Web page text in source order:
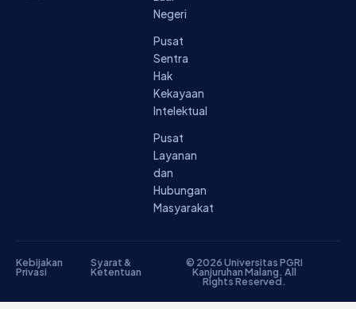
Negeri
Pusat
Sentra
Hak
Kekayaan
Intelektual
Pusat
Layanan
dan
Hubungan
Masyarakat
© 2026 Universitas PGRI
Kanjuruhan Malang. All
Rights Reserved.
Kebijakan
Privasi
Syarat &
Ketentuan